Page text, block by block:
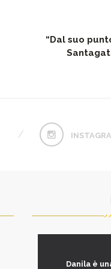
“Dal suo
Danila è